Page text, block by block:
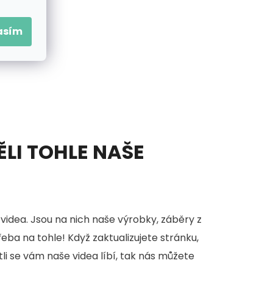
TOHLE NAŠE
Jsou na nich naše výrobky, záběry z
na tohle! Když zaktualizujete stránku,
se vám naše videa líbí, tak nás můžete